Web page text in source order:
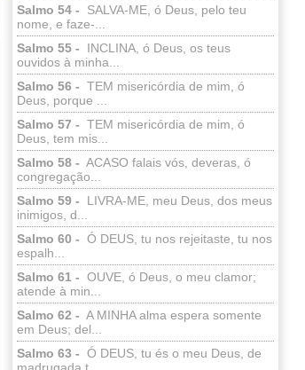
Salmo 54 -
SALVA-ME, ó Deus, pelo teu
nome, e faze-...
Salmo 55 -
INCLINA, ó Deus, os teus
ouvidos à minha...
Salmo 56 - TEM misericórdia de mim, ó
Deus, porque ...
Salmo 57 - TEM misericórdia de mim, ó
Deus, tem mis...
Salmo 58 - ACASO falais vós, deveras, ó
congregação...
Salmo 59 -
LIVRA-ME, meu Deus, dos meus
inimigos, d...
Salmo 60 - Ó DEUS, tu nos rejeitaste, tu nos
espalh...
Salmo 61 - OUVE, ó Deus, o meu clamor;
atende à min...
Salmo 62 - A MINHA alma espera somente
em Deus; del...
Salmo 63 - Ó DEUS, tu és o meu Deus, de